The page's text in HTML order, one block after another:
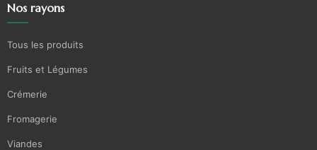
Nos rayons
Tous les produits
Fruits et Légumes
Crémerie
Fromagerie
Viandes